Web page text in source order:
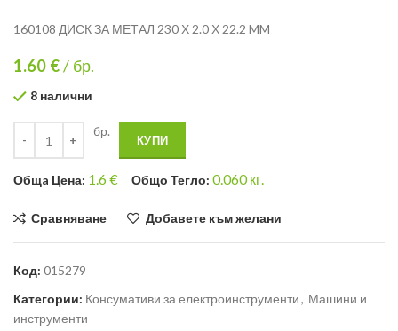
160108 ДИСК ЗА МЕТАЛ 230 Х 2.0 Х 22.2 MM
1.60 €/ бр.
8 налични
бр.
КУПИ
Общa Цена: 1.6€ Общо Тегло: 0.060кг.
Сравняване Добавете към желани
Код: 015279
Категории: Консумативи за електроинструменти, Машини и
инструменти